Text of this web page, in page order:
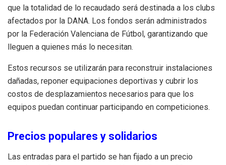
que la totalidad de lo recaudado será destinada a los clubs
afectados por la DANA. Los fondos serán administrados
por la Federación Valenciana de Fútbol, garantizando que
lleguen a quienes más lo necesitan.
Estos recursos se utilizarán para reconstruir instalaciones
dañadas, reponer equipaciones deportivas y cubrir los
costos de desplazamientos necesarios para que los
equipos puedan continuar participando en competiciones.
Precios populares y solidarios
Las entradas para el partido se han fijado a un precio